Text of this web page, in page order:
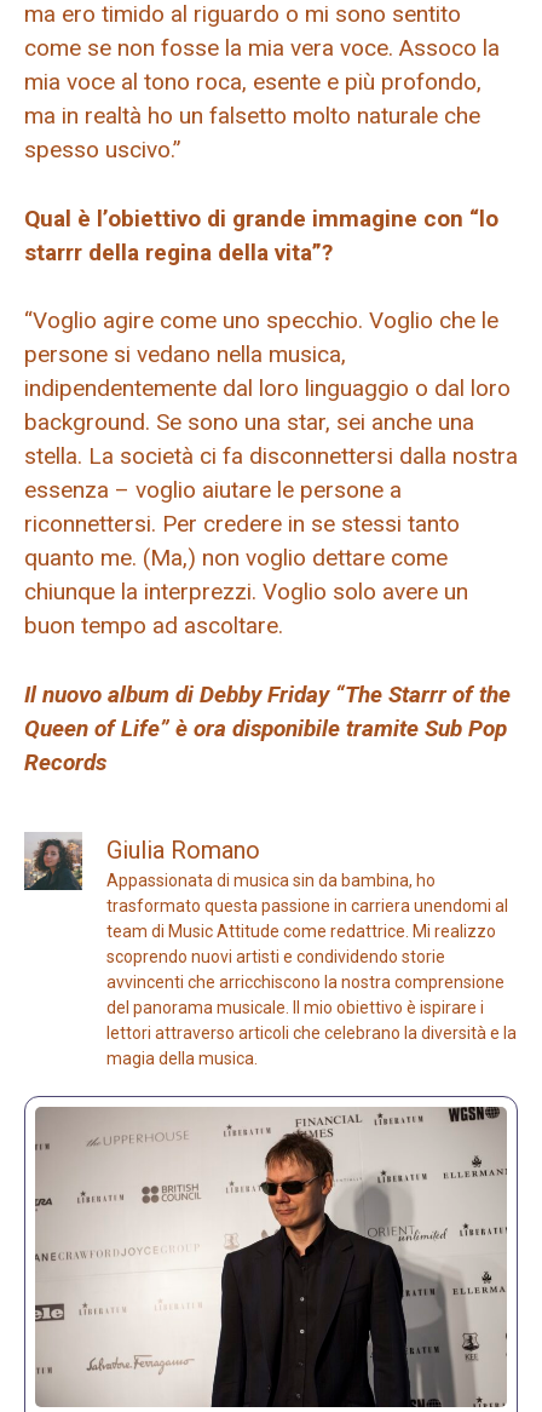
ma ero timido al riguardo o mi sono sentito
come se non fosse la mia vera voce. Assoco la
mia voce al tono roca, esente e più profondo,
ma in realtà ho un falsetto molto naturale che
spesso uscivo.”
Qual è l’obiettivo di grande immagine con “lo
starrr della regina della vita”?
“Voglio agire come uno specchio. Voglio che le
persone si vedano nella musica,
indipendentemente dal loro linguaggio o dal loro
background. Se sono una star, sei anche una
stella. La società ci fa disconnettersi dalla nostra
essenza – voglio aiutare le persone a
riconnettersi. Per credere in se stessi tanto
quanto me. (Ma,) non voglio dettare come
chiunque la interprezzi. Voglio solo avere un
buon tempo ad ascoltare.
Il nuovo album di Debby Friday “The Starrr of the
Queen of Life” è ora disponibile tramite Sub Pop
Records
Giulia Romano
Appassionata di musica sin da bambina, ho
trasformato questa passione in carriera unendomi al
team di Music Attitude come redattrice. Mi realizzo
scoprendo nuovi artisti e condividendo storie
avvincenti che arricchiscono la nostra comprensione
del panorama musicale. Il mio obiettivo è ispirare i
lettori attraverso articoli che celebrano la diversità e la
magia della musica.